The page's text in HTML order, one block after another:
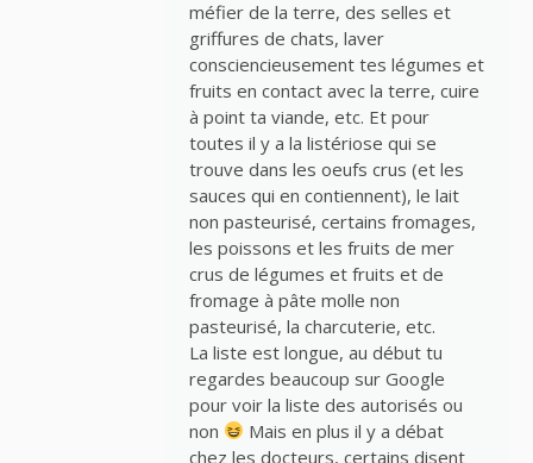
méfier de la terre, des selles et
griffures de chats, laver
consciencieusement tes légumes et
fruits en contact avec la terre, cuire
à point ta viande, etc. Et pour
toutes il y a la listériose qui se
trouve dans les oeufs crus (et les
sauces qui en contiennent), le lait
non pasteurisé, certains fromages,
les poissons et les fruits de mer
crus de légumes et fruits et de
fromage à pâte molle non
pasteurisé, la charcuterie, etc.
La liste est longue, au début tu
regardes beaucoup sur Google
pour voir la liste des autorisés ou
non
Mais en plus il y a débat
chez les docteurs, certains disent